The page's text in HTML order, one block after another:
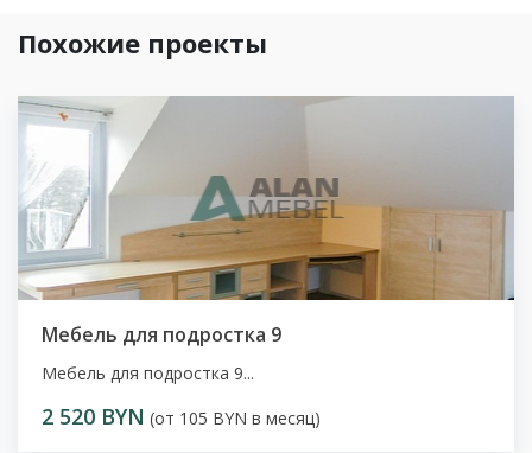
Похожие проекты
Мебель для подростка 9
Мебель для подростка 9...
2 520 BYN (от 105 BYN в месяц)